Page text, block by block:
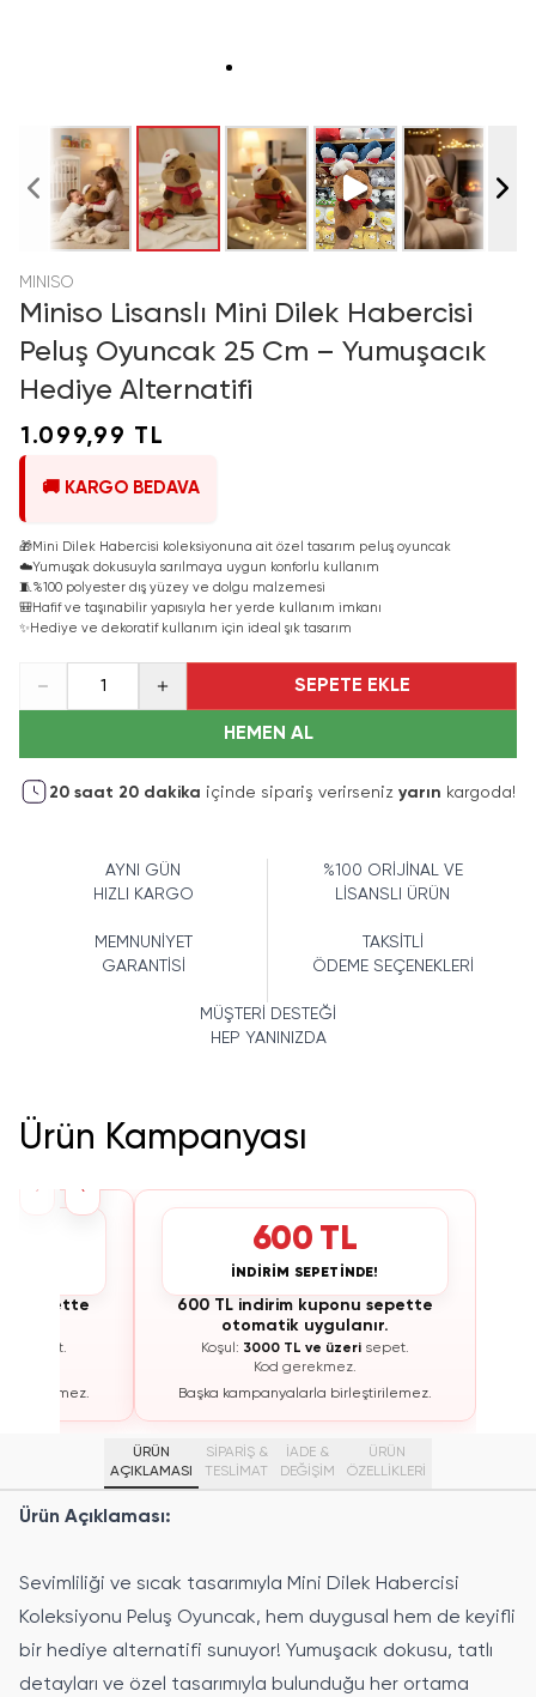
MINISO
Miniso Lisanslı Mini Dilek Habercisi
Peluş Oyuncak 25 Cm – Yumuşacık
Hediye Alternatifi
1.099,99 TL
🚚 KARGO BEDAVA
🎁Mini Dilek Habercisi koleksiyonuna ait özel tasarım peluş oyuncak
☁️Yumuşak dokusuyla sarılmaya uygun konforlu kullanım
🧵 %100 polyester dış yüzey ve dolgu malzemesi
🎒Hafif ve taşınabilir yapısıyla her yerde kullanım imkanı
✨ Hediye ve dekoratif kullanım için ideal şık tasarım
1 SEPETE EKLE
HEMEN AL
20 saat 20 dakika içinde sipariş verirseniz yarın kargoda!
AYNI GÜN
HIZLI KARGO
%100 ORİJİNAL VE
LİSANSLI ÜRÜN
MEMNUNİYET
GARANTİSİ
TAKSİTLİ
ÖDEME SEÇENEKLERİ
MÜŞTERİ DESTEĞİ
HEP YANINIZDA
Ürün Kampanyası
‹
›
sepette
sepet.
600 TL
İNDİRİM SEPETİNDE!
600 TL indirim kuponu sepette
otomatik uygulanır.
Koşul: 3000 TL ve üzerisepet.
Kod gerekmez.
Başka kampanyalarla birleştirilemez.
ÜRÜN
AÇIKLAMASI
SİPARİŞ &
TESLİMAT
İADE &
DEĞİŞİM
ÜRÜN
ÖZELLIKLERI
Ürün Açıklaması:
Sevimliliği ve sıcak tasarımıyla Mini Dilek Habercisi
Koleksiyonu Peluş Oyuncak, hem duygusal hem de keyifli
bir hediye alternatifi sunuyor! Yumuşacık dokusu, tatlı
detayları ve özel tasarımıyla bulunduğu her ortama